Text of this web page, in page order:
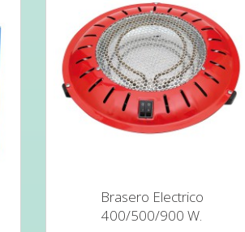
Brasero Electrico
400/500/900 W.